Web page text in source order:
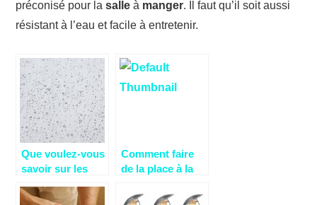
préconisé pour lasalle à manger. Il faut qu’il soit aussi
résistant à l’eau et facile à entretenir.
Que voulez-vous
savoir sur les
rs?
Comment faire
de la place à la
son espace de